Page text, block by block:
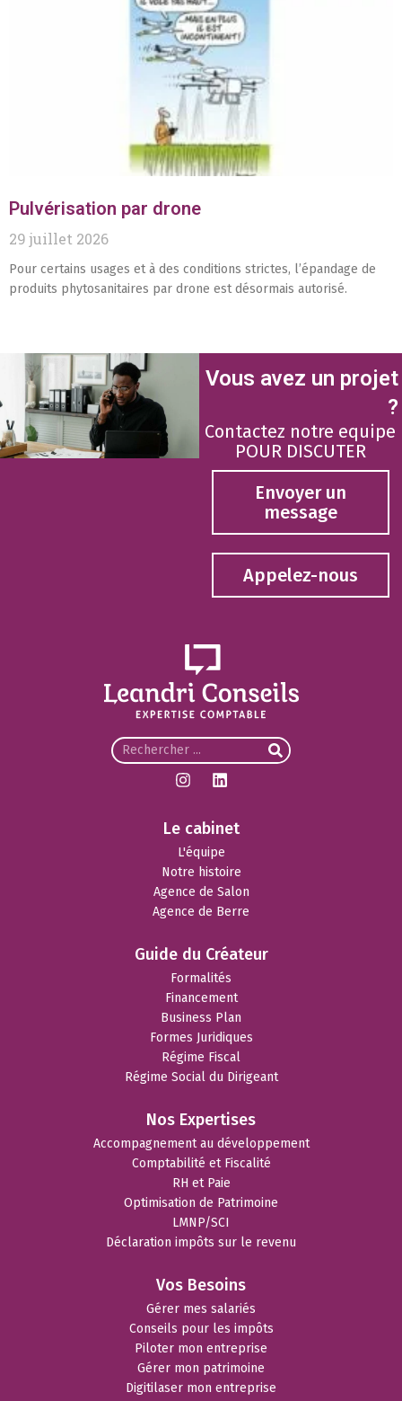
Pulvérisation par drone
29 juillet 2026
Pour certains usages et à des conditions strictes, l’épandage de
produits phytosanitaires par drone est désormais autorisé.
Vous avez un projet
?
Contactez notre equipe
POUR DISCUTER
Envoyer un
message
Appelez-nous
Le cabinet
L'équipe
Notre histoire
Agence de Salon
Agence de Berre
Guide du Créateur
Formalités
Financement
Business Plan
Formes Juridiques
Régime Fiscal
Régime Social du Dirigeant
Nos Expertises
Accompagnement au développement
Comptabilité et Fiscalité
RH et Paie
Optimisation de Patrimoine
LMNP/SCI
Déclaration impôts sur le revenu
Vos Besoins
Gérer mes salariés
Conseils pour les impôts
Piloter mon entreprise
Gérer mon patrimoine
Digitilaser mon entreprise